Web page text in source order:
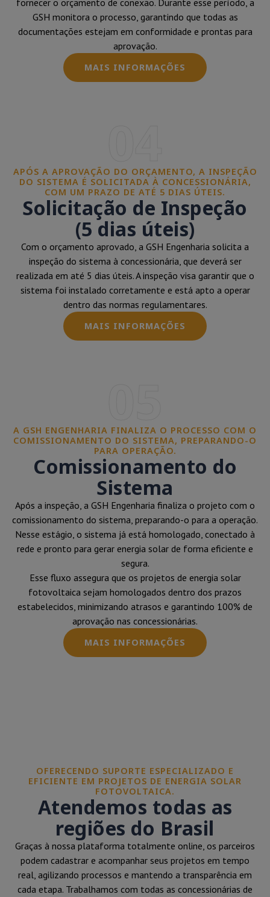
fornecer o orçamento de conexão. Durante esse período, a
GSH monitora o processo, garantindo que todas as
documentações estejam em conformidade e prontas para
aprovação.
MAIS INFORMAÇÕES
APÓS A APROVAÇÃO DO ORÇAMENTO, A INSPEÇÃO
DO SISTEMA É SOLICITADA À CONCESSIONÁRIA,
COM UM PRAZO DE ATÉ 5 DIAS ÚTEIS.
Solicitação de Inspeção
(5 dias úteis)
Com o orçamento aprovado, a GSH Engenharia solicita a
inspeção do sistema à concessionária, que deverá ser
realizada em até 5 dias úteis. A inspeção visa garantir que o
sistema foi instalado corretamente e está apto a operar
dentro das normas regulamentares.
MAIS INFORMAÇÕES
A GSH ENGENHARIA FINALIZA O PROCESSO COM O
COMISSIONAMENTO DO SISTEMA, PREPARANDO-O
PARA OPERAÇÃO.
Comissionamento do
Sistema
Após a inspeção, a GSH Engenharia finaliza o projeto com o
comissionamento do sistema, preparando-o para a operação.
Nesse estágio, o sistema já está homologado, conectado à
rede e pronto para gerar energia solar de forma eficiente e
segura.
Esse fluxo assegura que os projetos de energia solar
fotovoltaica sejam homologados dentro dos prazos
estabelecidos, minimizando atrasos e garantindo 100% de
aprovação nas concessionárias.
MAIS INFORMAÇÕES
OFERECENDO SUPORTE ESPECIALIZADO E
EFICIENTE EM PROJETOS DE ENERGIA SOLAR
FOTOVOLTAICA.
Atendemos todas as
regiões do Brasil
Graças à nossa plataforma totalmente online, os parceiros
podem cadastrar e acompanhar seus projetos em tempo
real, agilizando processos e mantendo a transparência em
cada etapa. Trabalhamos com todas as concessionárias de